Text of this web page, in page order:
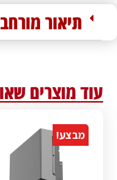
תיאור מורחב
עוד מוצרים
מבצע!